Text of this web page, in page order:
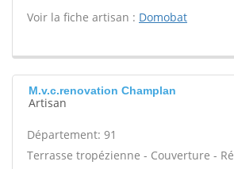
Voir la fiche artisan : Domobat
M.v.c.renovation Champlan
Artisan
Département: 91
Terrasse tropézienne - Couverture -